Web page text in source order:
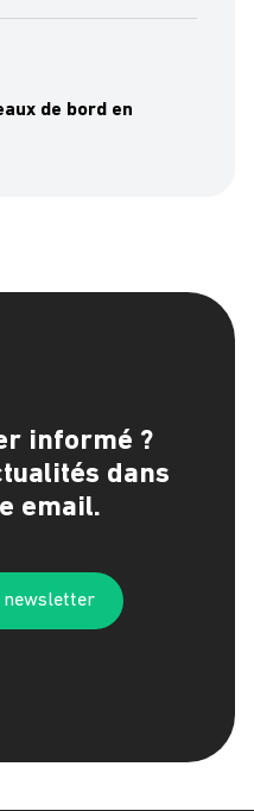
de bord en
informé ?
dans
email.
newsletter